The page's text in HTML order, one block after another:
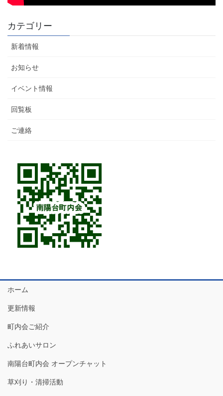
カテゴリー
新着情報
お知らせ
イベント情報
回覧板
ご連絡
ホーム
更新情報
町内会ご紹介
ふれあいサロン
南陽台町内会 オープンチャット
草刈り・清掃活動